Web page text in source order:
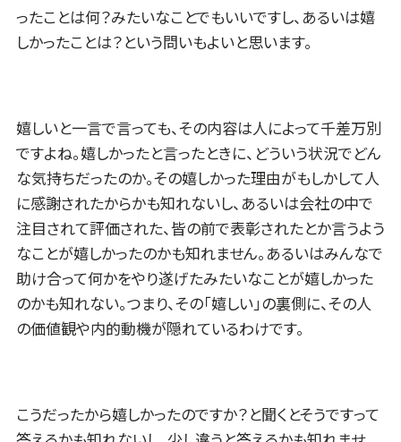
ったことは何？みたいなことでもいいですし、あるいは嬉
しかったことは？という問いもよいと思います。
嬉しいと一言で言っても、その内容は人によって千差万別
ですよね。嬉しかったと言ったときに、どういう状況でどん
な気持ちだったのか。その嬉しかった理由がもしかして人
に感謝されたからかも知れないし、あるいは会社の中で
注目されて評価された、皆の前で表彰されたとか言うよう
なことが嬉しかったのかも知れません。あるいはみんなで
助け合って何かをやり遂げたみたいなことが嬉しかった
のかも知れない。つまり、その「嬉しい」の裏側に、その人
の価値観や内的動機が隠れているわけです。
こうだったから嬉しかったのですか？と聞くとそうですって